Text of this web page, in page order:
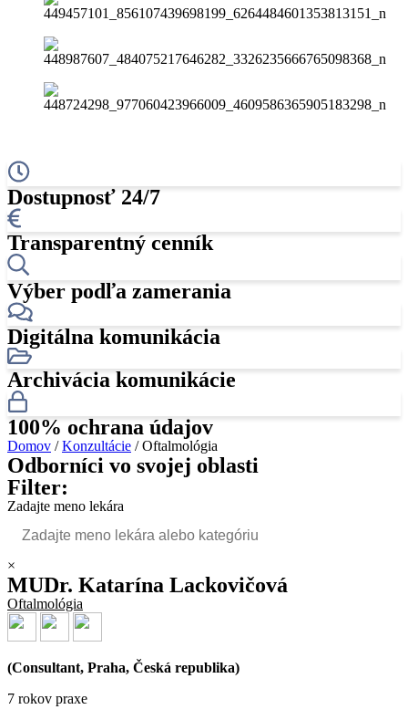
Dostupnosť 24/7
Transparentný cenník
Výber podľa zamerania
Digitálna komunikácia
Archivácia komunikácie
100% ochrana údajov
Domov /Konzultácie / Oftalmológia
Odborníci vo svojej oblasti
Filter:
Zadajte meno lekára
×
MUDr. Katarína Lackovičová
Oftalmológia
(Consultant, Praha, Česká republika)
7 rokov praxe